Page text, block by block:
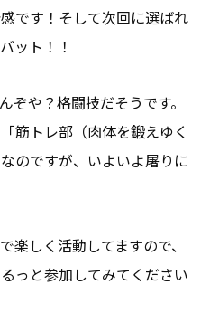
です！そして次回に選ばれ
ット！！
ぞや？格闘技だそうです。
筋トレ部（肉体を鍛えゆく
のですが、いよいよ屠りに
楽しく活動してますので、
っと参加してみてください